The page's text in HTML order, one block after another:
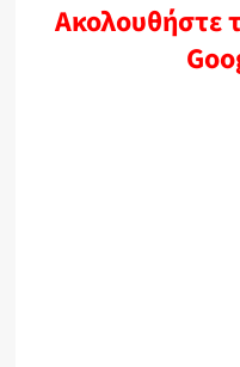
Ακολουθήστε